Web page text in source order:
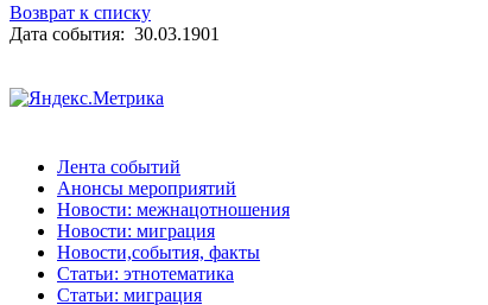
Возврат к списку
Дата события: 30.03.1901
Лента событий
Анонсы мероприятий
Новости: межнацотношения
Новости: миграция
Новости,события, факты
Статьи: этнотематика
Статьи: миграция